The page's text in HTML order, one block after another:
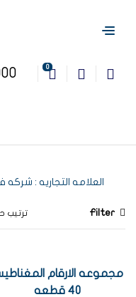
0
العلامه التجاريه : شركه
Filter
مجموعه الارقام
40 قطعه